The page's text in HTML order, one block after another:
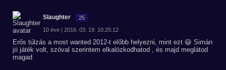
Slaughter 25
10 éve | 2016. 03. 19. 10:25:12
Erős túlzás a most wanted 2012-t előbb helyezni, mint ezt 😃 Simán
jó játék volt, szóval szerintem elkalózkodhatod , és majd meglátod
magad